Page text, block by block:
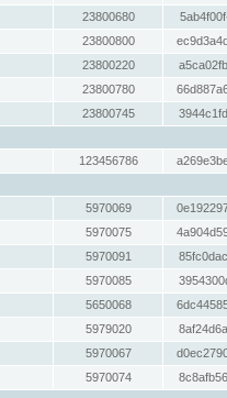
23800680
23800800
23800220
23800780
23800745
123456786
5970069
5970075
5970091
5970085
5650068
5979020
5970067
5970074